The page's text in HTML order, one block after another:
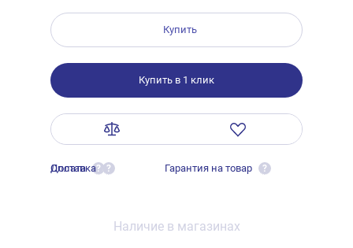
Купить
Купить в 1 клик
Оплата ?
Доставка ? Гарантия на товар ?
Наличие в магазинах